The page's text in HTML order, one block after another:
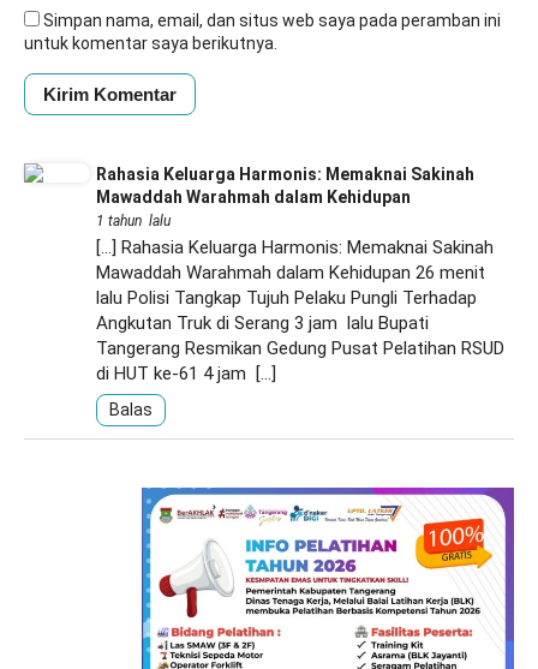
Simpan nama, email, dan situs web saya pada peramban ini
untuk komentar saya berikutnya.
Rahasia Keluarga Harmonis: Memaknai Sakinah
Mawaddah Warahmah dalam Kehidupan
1 tahun lalu
[…] Rahasia Keluarga Harmonis: Memaknai Sakinah
Mawaddah Warahmah dalam Kehidupan 26 menit
lalu Polisi Tangkap Tujuh Pelaku Pungli Terhadap
Angkutan Truk di Serang 3 jam lalu Bupati
Tangerang Resmikan Gedung Pusat Pelatihan RSUD
di HUT ke-61 4 jam […]
Balas